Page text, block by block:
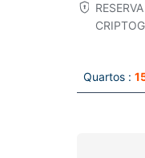
Quartos :